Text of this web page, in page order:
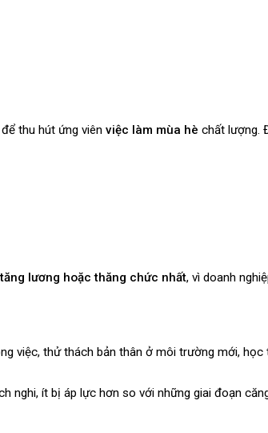
thu hút ứng viên việc làm mùa hè chất lượng.
lương hoặc thăng chức nhất, vì doanh
việc, thử thách bản thân ở môi trường mới,
nghi, ít bị áp lực hơn so với những giai đoạn